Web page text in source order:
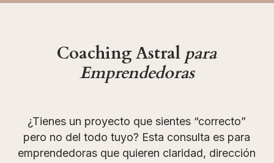
Coaching Astral para
Emprendedoras
¿Tienes un proyecto que sientes “correcto”
pero no del todo tuyo? Esta consulta es para
emprendedoras que quieren claridad, dirección